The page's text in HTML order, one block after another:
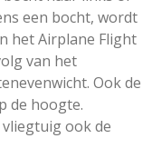
een bocht, wordt
het Airplane Flight
van het
Ook de
de hoogte.
ook de